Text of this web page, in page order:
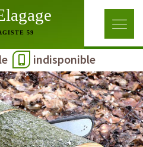
59
indisponible